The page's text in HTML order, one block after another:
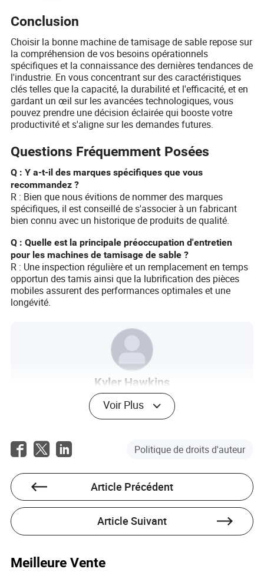
Conclusion
Choisir la bonne machine de tamisage de sable repose sur
la compréhension de vos besoins opérationnels
spécifiques et la connaissance des dernières tendances de
l'industrie. En vous concentrant sur des caractéristiques
clés telles que la capacité, la durabilité et l'efficacité, et en
gardant un œil sur les avancées technologiques, vous
pouvez prendre une décision éclairée qui booste votre
productivité et s'aligne sur les demandes futures.
Questions Fréquemment Posées
Q : Y a-t-il des marques spécifiques que vous
recommandez ?
R : Bien que nous évitions de nommer des marques
spécifiques, il est conseillé de s'associer à un fabricant
bien connu avec un historique de produits de qualité.
Q : Quelle est la principale préoccupation d'entretien
pour les machines de tamisage de sable ?
R : Une inspection régulière et un remplacement en temps
opportun des tamis ainsi que la lubrification des pièces
mobiles assurent des performances optimales et une
longévité.
Kyler Hawkins
Auteur
fabrication et de la machinerie. Fort de plusieurs
années d'expérience, Kyler est devenu une autorité
incontournable sur les complexités de
l'approvisionnement international dans son industrie,
offrant des analyses perspicaces sur les tarifs, la
logistique et les taux de change qui impactent la
chaîne d'approvisionnement mondiale.
Voir Plus
Politique de droits d'auteur
Article Précédent
Article Suivant
Meilleure Vente